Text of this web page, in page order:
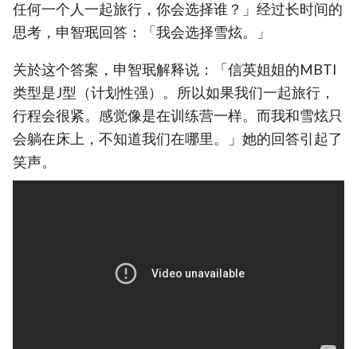
任何一个人一起旅行，你会选择谁？」经过长时间的
思考，申智珉回答：「我会选择雪炫。」
关於这个答案，申智珉解释说：「信英姐姐的MBTI
类型是J型（计划性强）。所以如果我们一起旅行，
行程会很紧。感觉像是在训练营一样。而我和雪炫只
会躺在床上，不知道我们在哪里。」她的回答引起了
笑声。